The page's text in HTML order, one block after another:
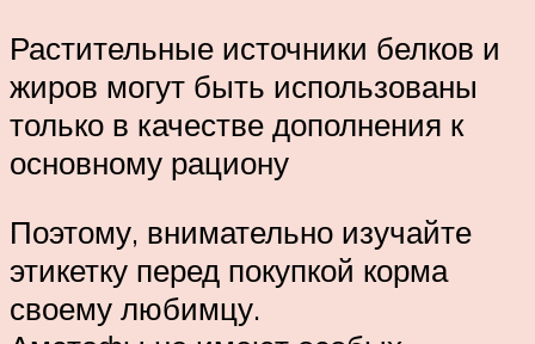
Растительные источники белков и
жиров могут быть использованы
только в качестве дополнения к
основному рациону
Поэтому, внимательно изучайте
этикетку перед покупкой корма
своему любимцу.